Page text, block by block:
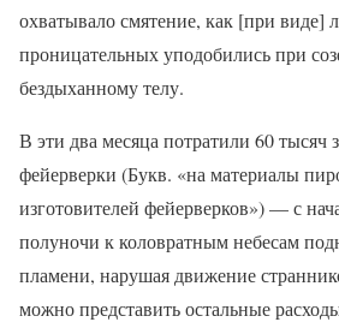
охватывало смятение, как [при виде]
проницательных уподобились при
бездыханному телу.
В эти два месяца потратили 60 тысяч
фейерверки (Букв. «на материалы
изготовителей фейерверков») — с
полуночи к коловратным небесам
пламени, нарушая движение
можно представить остальные